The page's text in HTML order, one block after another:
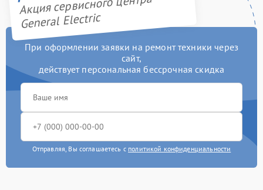
General Electric
При оформлении заявки на ремонт техники через
сайт,
действует персональная бессрочная скидка
Отправляя, Вы соглашаетесь с политикой конфиденциальности